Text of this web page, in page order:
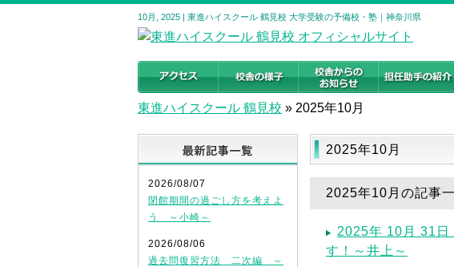
10月, 2025 | 東進ハイスクール 鶴見校 大学受験の予備校・塾｜神奈川県
東進ハイスクール 鶴見校 » 2025年10月
2025年10月
2025年10月の記事
2025年 10月 31
す！～井上～
最新記事一覧
2026/08/07
閉館期間の過ごし方を考えよ
う ～小崎～
2026/08/06
過去問復習方法 二次編 ～